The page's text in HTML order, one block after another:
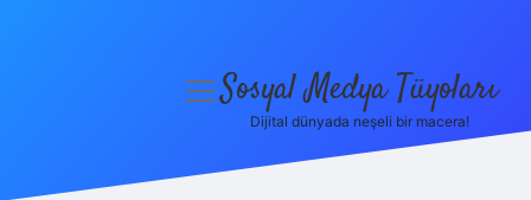
menüyüSosyal Medya Tüyoları
Dijital dünyada neşeli bir macera!